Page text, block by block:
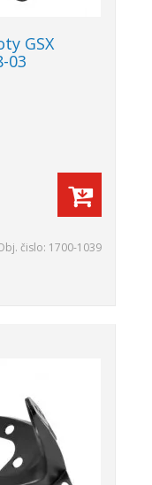
GSX
03
čislo: 1700-1039